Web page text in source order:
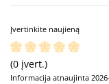
Įvertinkite naujieną
(0 įvert.)
Informacija atnaujinta